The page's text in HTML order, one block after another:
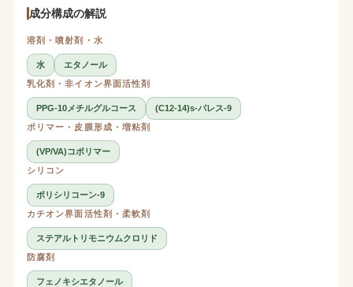
成分構成の解説
溶剤・噴射剤・水
水
エタノール
乳化剤・非イオン界面活性剤
PPG-10メチルグルコース
(C12-14)s-パレス-9
ポリマー・皮膜形成・増粘剤
(VP/VA)コポリマー
シリコン
ポリシリコーン-9
カチオン界面活性剤・柔軟剤
ステアルトリモニウムクロリド
防腐剤
フェノキシエタノール